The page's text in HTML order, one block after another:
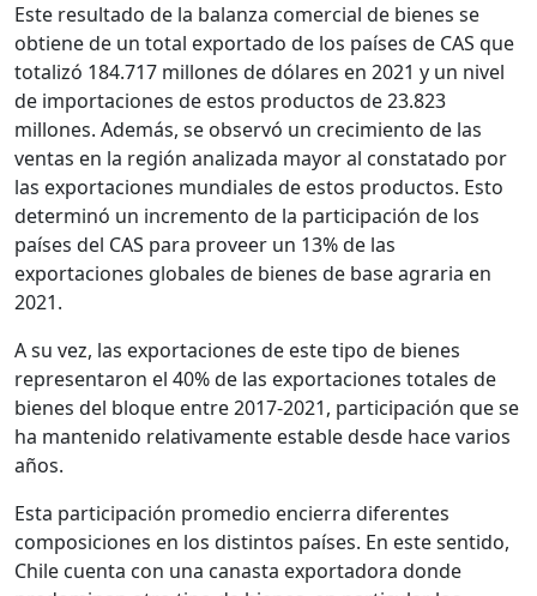
Este resultado de la balanza comercial de bienes se
obtiene de un total exportado de los países de CAS que
totalizó 184.717 millones de dólares en 2021 y un nivel
de importaciones de estos productos de 23.823
millones. Además, se observó un crecimiento de las
ventas en la región analizada mayor al constatado por
las exportaciones mundiales de estos productos. Esto
determinó un incremento de la participación de los
países del CAS para proveer un 13% de las
exportaciones globales de bienes de base agraria en
2021.
A su vez, las exportaciones de este tipo de bienes
representaron el 40% de las exportaciones totales de
bienes del bloque entre 2017-2021, participación que se
ha mantenido relativamente estable desde hace varios
años.
Esta participación promedio encierra diferentes
composiciones en los distintos países. En este sentido,
Chile cuenta con una canasta exportadora donde